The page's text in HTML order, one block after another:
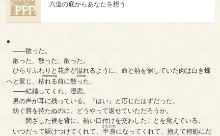
六道の底からあなたを想う
●
――散った。
散った、散った、散った。
ひらりふわりと花弁が溢れるように、命と熱を宿していた肉は白き蝶
へと変じ、枯れる前に散った
Withering White
。
――結婚してくれ、澄恋。
男の声が耳に残っている。『はい』と応じたはずだった。
紡ぐ唇を持たぬのに、どうやって返せていただろうか。
――閉ざした襖を背に、熱い口付けを交わしたことを覚えている。
いつだって駆けつけてくれて、 半身
かたわれ
になってくれて、抱えて何処にだ